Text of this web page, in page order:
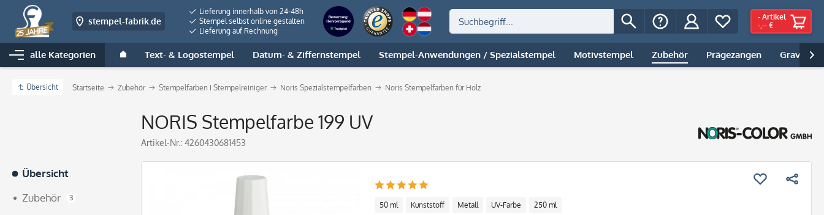
stempel-fabrik.de
Lieferung innerhalb von 24-48h
Stempel selbst online gestalten
Lieferung auf Rechnung
- Artikel
-,-- €
alle Kategorien Text- & Logostempel Datum- & Ziffernstempel Stempel-Anwendungen / Spezialstempel Motivstempel Zubehör Prägezangen Gravur |

Übersicht Startseite Zubehör Stempelfarben I Stempelreiniger Noris Spezialstempelfarben Noris Stempelfarben für Holz
NORIS Stempelfarbe 199 UV
Artikel-Nr.: 4260430681453
Übersicht
Zubehör
3
50 ml Kunststoff Metall UV-Farbe 250 ml